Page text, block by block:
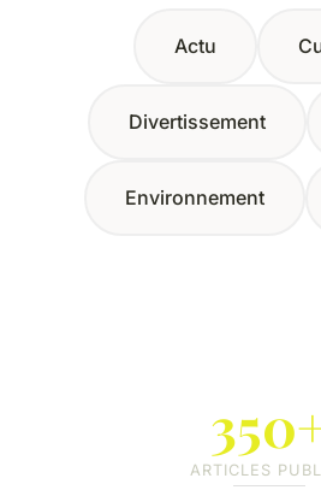
Actu
Divertissement
Environnement
ARTICLES